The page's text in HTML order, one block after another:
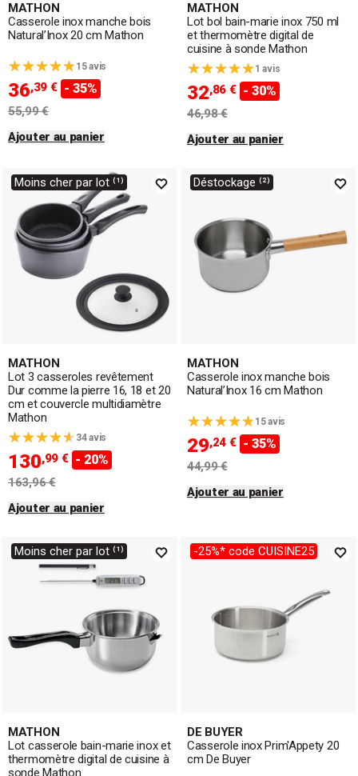
MATHON
Casserole inox manche bois
Natural’Inox 20 cm Mathon
15 avis
36,39 € - 35%
55,99 €
Ajouter au panier
MATHON
Lot bol bain-marie inox 750 ml
et thermomètre digital de
cuisine à sonde Mathon
1 avis
32,86 € - 30%
46,98 €
Ajouter au panier
Moins cher par lot ⁽¹⁾
MATHON
Lot 3 casseroles revêtement
Dur comme la pierre 16, 18 et 20
cm et couvercle multidiamètre
Mathon
34 avis
130,99 € - 20%
163,96 €
Ajouter au panier
Déstockage ⁽²⁾
MATHON
Casserole inox manche bois
Natural’Inox 16 cm Mathon
15 avis
29,24 € - 35%
44,99 €
Ajouter au panier
Moins cher par lot ⁽¹⁾
MATHON
Lot casserole bain-marie inox et
thermomètre digital de cuisine à
sonde Mathon
-25%* code CUISINE25
DE BUYER
Casserole inox Prim'Appety 20
cm De Buyer